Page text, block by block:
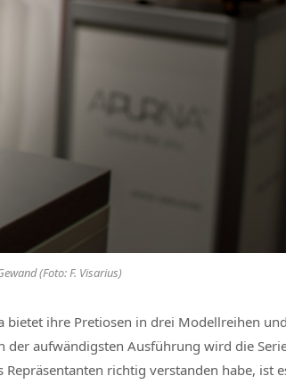
(Foto: F. Visarius)
bietet ihre Pretiosen in drei Modellreihen und
der aufwändigsten Ausführung wird die
richtig verstanden habe, ist